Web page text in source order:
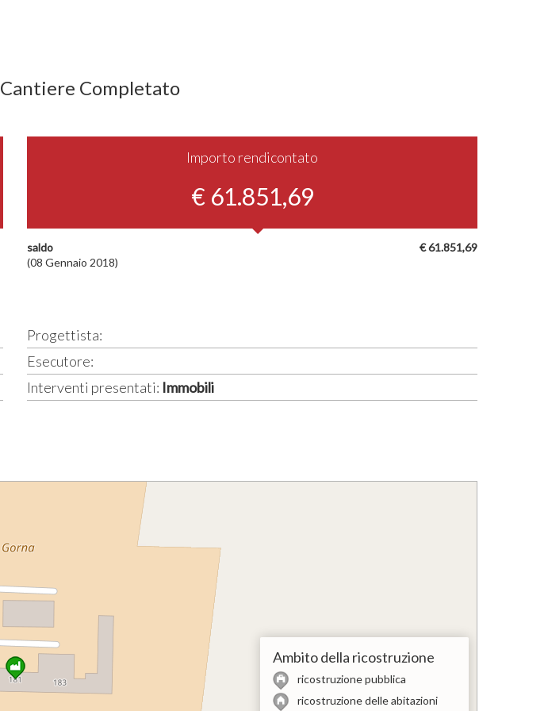
Cantiere Completato
Importo rendicontato
€ 61.851,69
€ 61.851,69
saldo
(08 Gennaio 2018)
Progettista:
Esecutore:
Interventi presentati: Immobili
Ambito della ricostruzione
ricostruzione pubblica
ricostruzione delle abitazioni